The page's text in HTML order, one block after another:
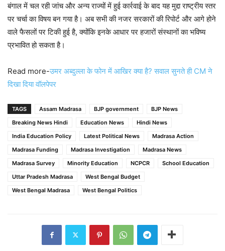
बंगाल में चल रही जांच और अन्य राज्यों में हुई कार्रवाई के बाद यह मुद्दा राष्ट्रीय स्तर
पर चर्चा का विषय बन गया है। अब सभी की नजर सरकारों की रिपोर्ट और आगे होने
वाले फैसलों पर टिकी हुई है, क्योंकि इनके आधार पर हजारों संस्थानों का भविष्य
प्रभावित हो सकता है।
Read more-उमर अब्दुल्ला के फोन में आखिर क्या है? सवाल सुनते ही CM ने
दिखा दिया वॉलपेपर
TAGS Assam Madrasa BJP government
BJP News
Breaking News Hindi
Education News
Hindi News
India Education Policy
Latest Political News
Madrasa Action
Madrasa Funding
Madrasa Investigation
Madrasa News
Madrasa Survey
Minority Education NCPCR
School Education
Uttar Pradesh Madrasa
West Bengal Budget
West Bengal Madrasa
West Bengal Politics